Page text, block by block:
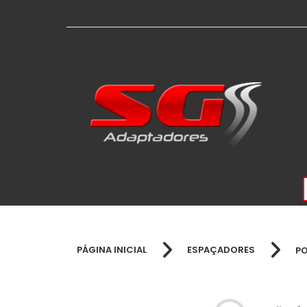
PÁGINA INICIAL ESPAÇADORES